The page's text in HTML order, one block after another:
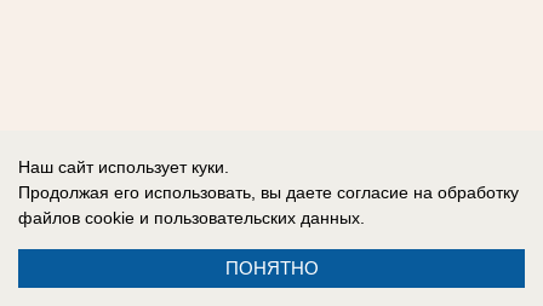
Наш сайт использует куки.
Продолжая его использовать, вы даете согласие на обработку
файлов cookie и пользовательских данных.
ПОНЯТНО